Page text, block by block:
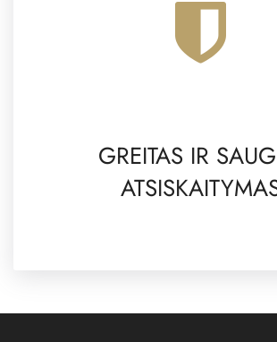
GREITAS IR